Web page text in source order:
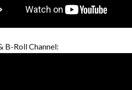
B-Roll Channel: